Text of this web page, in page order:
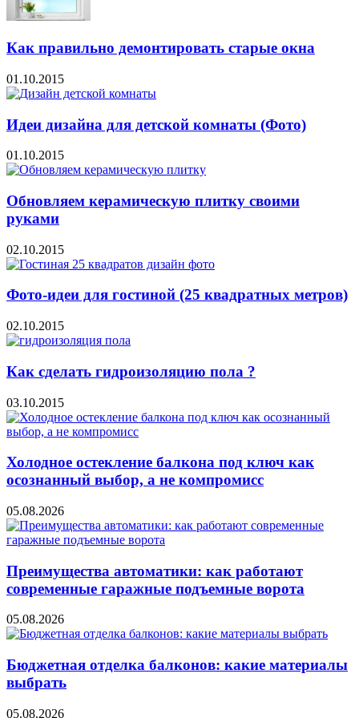
Как правильно демонтировать старые окна
01.10.2015
Идеи дизайна для детской комнаты (Фото)
01.10.2015
Обновляем керамическую плитку своими
руками
02.10.2015
Фото-идеи для гостиной (25 квадратных метров)
02.10.2015
Как сделать гидроизоляцию пола ?
03.10.2015
Холодное остекление балкона под ключ как
осознанный выбор, а не компромисс
05.08.2026
Преимущества автоматики: как работают
современные гаражные подъемные ворота
05.08.2026
Бюджетная отделка балконов: какие материалы
выбрать
05.08.2026